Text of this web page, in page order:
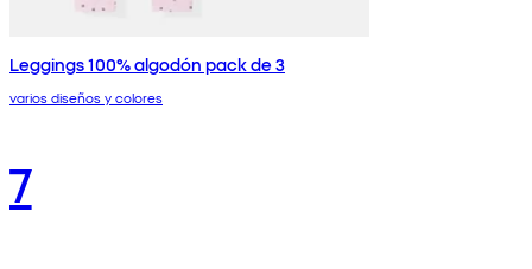
Leggings 100% algodón pack de 3
varios diseños y colores
7